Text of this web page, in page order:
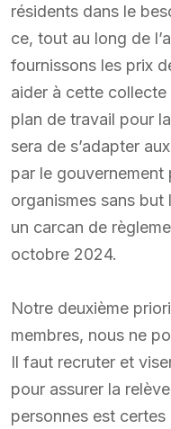
résidents dans le
ce, tout au long de
fournissons les prix
aider à cette
plan de travail pour
sera de s’adapter
par le
organismes sans
un carcan de
octobre 2024.
Notre deuxième
membres, nous ne
Il faut recruter et
pour assurer la
personnes est